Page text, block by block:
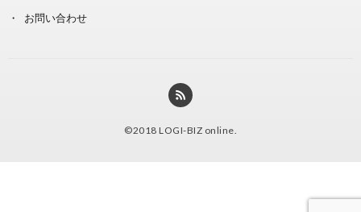
お問い合わせ
©2018 LOGI-BIZ online.